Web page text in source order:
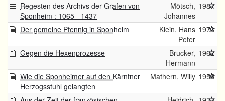
Regesten des Archivs der Grafen von
Sponheim : 1065 - 1437
Mötsch,
Johannes
1987
Der gemeine Pfennig in Sponheim
Klein, Hans
Peter
1973
Gegen die Hexenprozesse
Brucker,
Hermann
1962
Wie die Sponheimer auf den Kärntner
Herzogsstuhl gelangten
Mathern, Willy 1955